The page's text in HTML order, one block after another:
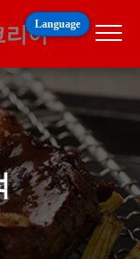
Language